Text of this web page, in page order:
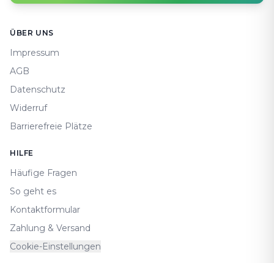
ÜBER UNS
Impressum
AGB
Datenschutz
Widerruf
Barrierefreie Plätze
HILFE
Häufige Fragen
So geht es
Kontaktformular
Zahlung & Versand
Cookie-Einstellungen